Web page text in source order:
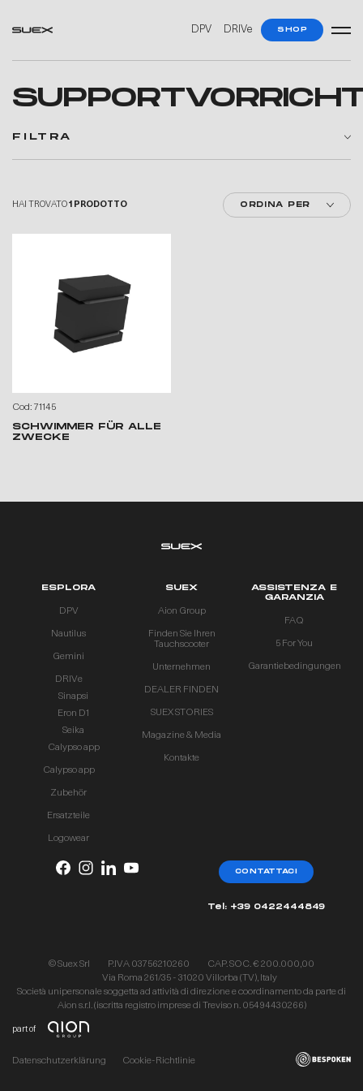
DPV DRIVe SHOP
FILTRA
HAI TROVATO1 PRODOTTO ORDINA PER
Cod: 71145
SCHWIMMER FÜR ALLE
ZWECKE
ESPLORA
DPV
Nautilus
Gemini
DRIVe
Sinapsi
Eron D1
Seika
Calypso app
Calypso app
Zubehör
Ersatzteile
Logowear
SUEX
Aion Group
Finden Sie Ihren
Tauchscooter
Unternehmen
DEALER FINDEN
SUEX STORIES
Magazine & Media
Kontakte
ASSISTENZA E
GARANZIA
FAQ
5 For You
Garantiebedingungen
CONTATTACI
Tel: +39 0422444849
© Suex Srl P.IVA 03756210260
CAP. SOC. € 200.000,00
Via Roma 261/35 - 31020 Villorba (TV), Italy
Società unipersonale soggetta ad attività di direzione e coordinamento da parte di
Aion s.r.l. (iscritta registro imprese di Treviso n. 05494430266)
part of
Datenschutzerklärung Cookie-Richtlinie